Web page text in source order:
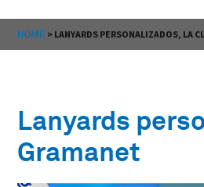
HOME > LANYARDS PERSONALIZADOS, LA
Lanyards
Gramanet